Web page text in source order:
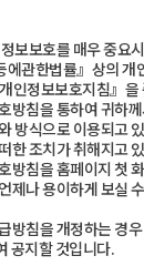
보보호를 매우 중요
에관한법률』상의 개
인정보보호지침』을
방침을 통하여 귀하
방식으로 이용되고
한 조치가 취해지고
방침을 홈페이지 첫
제나 용이하게 보실
방침을 개정하는 경
공지할 것입니다.